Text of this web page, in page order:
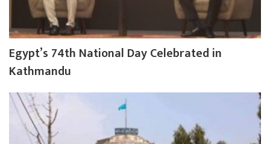
Egypt’s 74th National Day Celebrated in
Kathmandu